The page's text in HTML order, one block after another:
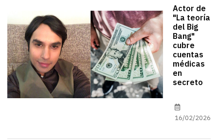
Actor de
"La teoría
del Big
Bang"
cubre
cuentas
médicas
en
secreto
16/02/2026